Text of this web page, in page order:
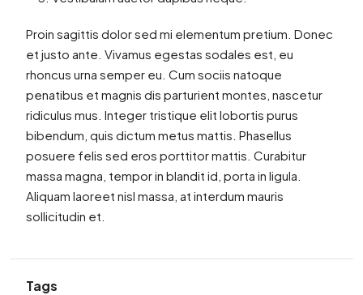
Proin sagittis dolor sed mi elementum pretium. Donec
et justo ante. Vivamus egestas sodales est, eu
rhoncus urna semper eu. Cum sociis natoque
penatibus et magnis dis parturient montes, nascetur
ridiculus mus. Integer tristique elit lobortis purus
bibendum, quis dictum metus mattis. Phasellus
posuere felis sed eros porttitor mattis. Curabitur
massa magna, tempor in blandit id, porta in ligula.
Aliquam laoreet nisl massa, at interdum mauris
sollicitudin et.
Tags